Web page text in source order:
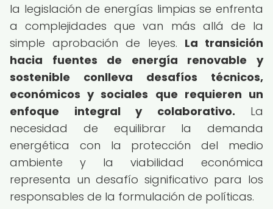
la legislación de energías limpias se enfrenta
a complejidades que van más allá de la
simple aprobación de leyes. La transición
hacia fuentes de energía renovable y
sostenible conlleva desafíos técnicos,
económicos y sociales que requieren un
enfoque integral y colaborativo. La
necesidad de equilibrar la demanda
energética con la protección del medio
ambiente y la viabilidad económica
representa un desafío significativo para los
responsables de la formulación de políticas.